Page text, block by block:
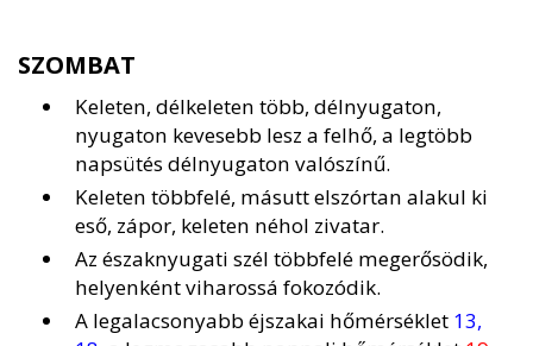
SZOMBAT
Keleten, délkeleten több, délnyugaton,
nyugaton kevesebb lesz a felhő, a legtöbb
napsütés délnyugaton valószínű.
Keleten többfelé, másutt elszórtan alakul ki
eső, zápor, keleten néhol zivatar.
Az északnyugati szél többfelé megerősödik,
helyenként viharossá fokozódik.
A legalacsonyabb éjszakai hőmérséklet 13,